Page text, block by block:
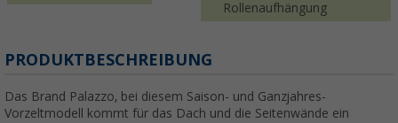
Rollenaufhängung
PRODUKTBESCHREIBUNG
Das Brand Palazzo, bei diesem Saison- und Ganzjahres-
Vorzeltmodell kommt für das Dach und die Seitenwände ein